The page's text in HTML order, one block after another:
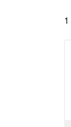
1